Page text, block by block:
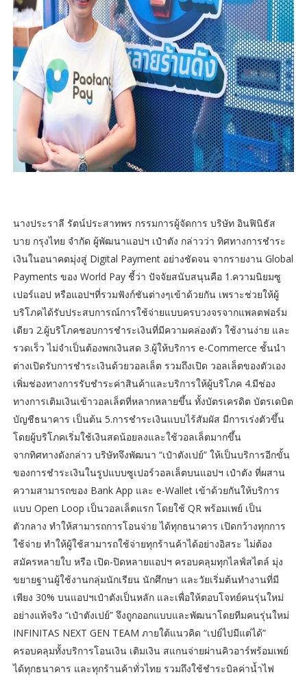
นางประราลี รัตน์ประสาทพร กรรมการผู้จัดการ บริษัท อินฟินิธัส
บาย กรุงไทย จำกัด ผู้พัฒนาแอปฯ เป๋าตัง กล่าวว่า ทิศทางการชำระ
เงินในอนาคตมุ่งสู่ Digital Payment อย่างชัดจน จากรายงาน Global
Payments ของ World Pay ชี้ว่า ปัจจัยสนับสนุนคือ 1.ความนิยมซู
เปอร์แอป หรือแอปฯที่รวมฟังก์ชันต่างๆเข้าด้วยกัน เพราะช่วยให้ผู้
บริโภคได้รับประสบการณ์การใช้จ่ายแบบครบวงจรจากแพลตฟอร์ม
เดียว 2.ผู้บริโภคชอบการชำระเงินที่มีความคล่องตัว ใช้งานง่าย และ
รวดเร็ว ไม่จำเป็นต้องพกเงินสด 3.ผู้ให้บริการ e-Commerce ชั้นนำ
ต่างเปิดรับการชำระเงินด้วยวอลเล็ต รวมถึงเปิด วอลเล็ตของตัวเอง
เพิ่มช่องทางการรับชำระค่าสินค้าและบริการให้ผู้บริโภค 4.มีช่อง
ทางการเติมเงินเข้าวอลเล็ตที่หลากหลายขึ้น ทั้งบัตรเครดิต บัตรเดบิต
บัญชีธนาคาร เป็นต้น 5.การชำระเงินแบบไร้สัมผัส มีการเร่งตัวขึ้น
โดยผู้บริโภคเริ่มใช้เงินสดน้อยลงและใช้วอลเล็ตมากขึ้น
จากทิศทางดังกล่าว บริษัทจึงพัฒนา “เป๋าตังเปย์” ให้เป็นบริการอีกขั้น
ของการชำระเงินในรูปแบบซูเปอร์วอลเล็ตบนแอปฯ เป๋าตัง ที่ผสาน
ความสามารถของ Bank App และ e-Wallet เข้าด้วยกันให้บริการ
แบบ Open Loop เป็นวอลเล็ตแรก โดยใช้ QR พร้อมเพย์ เป็น
ตัวกลาง ทำให้สามารถการโอนจ่าย ได้ทุกธนาคาร เปิดกว้างทุกการ
ใช้จ่าย ทำให้ผู้ใช้สามารถใช้จ่ายทุกร้านค้าได้อย่างอิสระ ไม่ต้อง
สมัครหลายใบ หรือ เปิด-ปิดหลายแอปฯ ครอบคลุมทุกไลฟ์สไตล์ มุ่ง
ขยายฐานผู้ใช้งานกลุ่มนักเรียน นักศึกษา และวัยเริ่มต้นทำงานที่มี
เพียง 30% บนแอปฯเป๋าตังเป็นหลัก และเพื่อให้ตอบโจทย์คนรุ่นใหม่
อย่างแท้จริง “เป๋าตังเปย์” จึงถูกออกแบบและพัฒนาโดยทีมคนรุ่นใหม่
INFINITAS NEXT GEN TEAM ภายใต้แนวคิด “เปย์ไปมีแต่ได้”
ครอบคลุมทั้งบริการโอนเงิน เติมเงิน สแกนจ่ายผ่านคิวอาร์พร้อมเพย์
ได้ทุกธนาคาร และทุกร้านค้าทั่วไทย รวมถึงใช้ชำระบิลค่าน้ำไฟ